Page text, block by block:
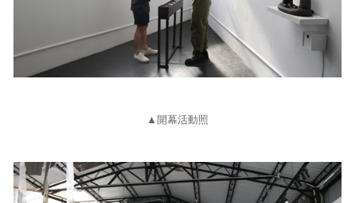
▲開幕活動照